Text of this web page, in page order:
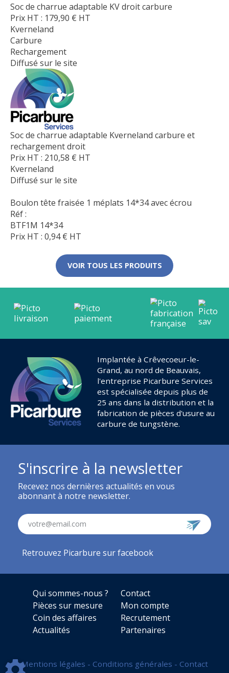
Soc de charrue adaptable KV droit carbure
Prix HT : 179,90 € HT
Kverneland
Carbure
Rechargement
Diffusé sur le site
Soc de charrue adaptable Kverneland carbure et
rechargement droit
Prix HT : 210,58 € HT
Kverneland
Diffusé sur le site
Boulon tête fraisée 1 méplats 14*34 avec écrou
Réf :
BTF1M 14*34
Prix HT : 0,94€ HT
VOIR TOUS LES PRODUITS
Implantée à Crêvecoeur-le-
Grand, au nord de Beauvais,
l'entreprise Picarbure Services
est spécialisée depuis plus de
25 ans dans la distribution et la
fabrication de pièces d'usure au
carbure de tungstène.
Qui sommes-nous ?
Contact
Pièces sur mesure
Mon compte
Coin des affaires
Recrutement
Actualités
Partenaires
Mentions légales - Conditions générales - Contact
S'inscrire à la newsletter
Recevez nos dernières actualités en vous
abonnant à notre newsletter.
votre@email.com
Retrouvez Picarbure sur facebook